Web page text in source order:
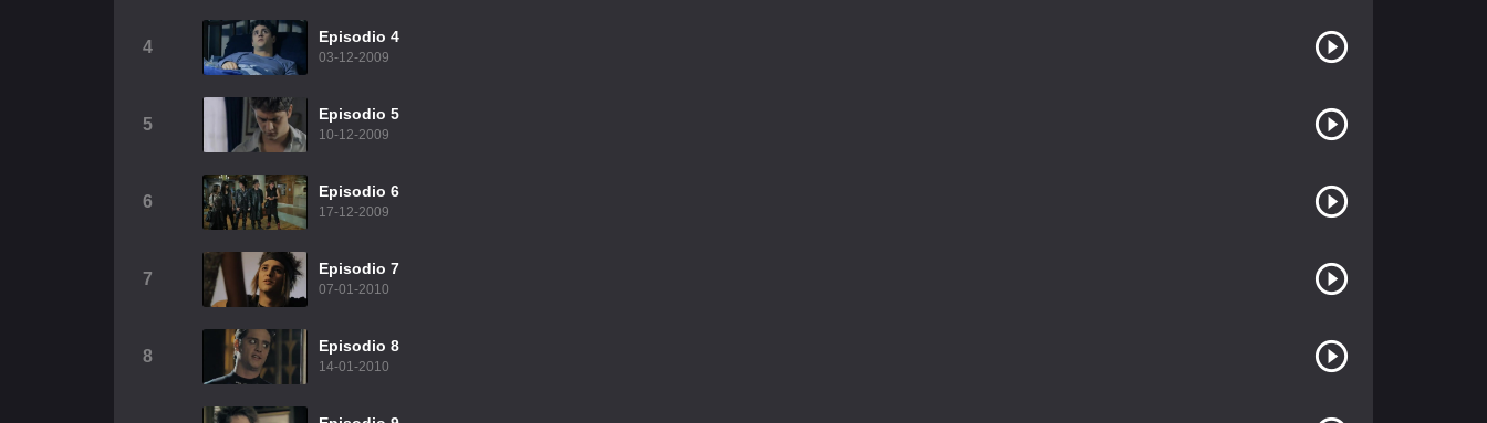
4
Episodio 4
03-12-2009
5
Episodio 5
10-12-2009
6
Episodio 6
17-12-2009
7
Episodio 7
07-01-2010
8
Episodio 8
14-01-2010